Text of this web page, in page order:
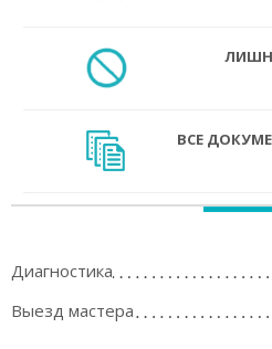
ВСЕ
Диагностика
Выезд мастера